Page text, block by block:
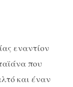
εναντίον
που
και έναν